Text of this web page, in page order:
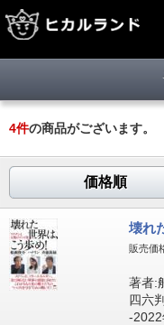
4件の商品がございます。
価格順
壊れ
販売価
著者:
四六
-